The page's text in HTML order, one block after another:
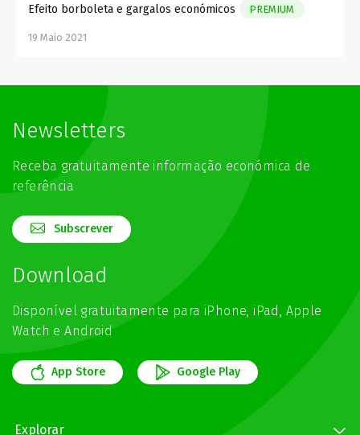
Efeito borboleta e gargalos económicos PREMIUM
19 Maio 2021
Newsletters
Receba gratuitamente informação económica de
referência
Subscrever
Download
Disponível gratuitamente para iPhone, iPad, Apple
Watch e Android
App Store Google Play
Explorar